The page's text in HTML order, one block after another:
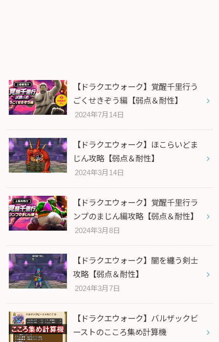
【ドラクエウォーク】覚醒千里行う
ごくせきぞう編【弱点＆耐性】
2024年7月14日
【ドラクエウォーク】ほこらいどま
じん攻略【弱点＆耐性】
2024年3月14日
【ドラクエウォーク】覚醒千里行ラ
ンプのまじん編攻略【弱点＆耐性】
2024年3月8日
【ドラクエウォーク】闇を纏う剣士
攻略【弱点＆耐性】
2024年3月7日
【ドラクエウォーク】バルザックビ
ーストのこころ集め計算機